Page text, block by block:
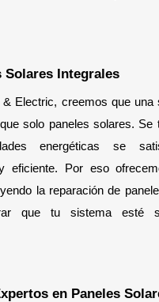
Solares Integrales
Electric, creemos que una
solo paneles solares. Se
energéticas se
eficiente. Por eso
la reparación de
que tu sistema esté
en Paneles